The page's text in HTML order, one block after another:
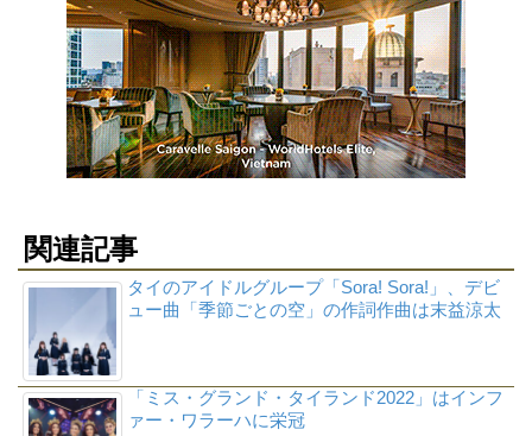
関連記事
タイのアイドルグループ「Sora! Sora!」、デビ
ュー曲「季節ごとの空」の作詞作曲は末益涼太
「ミス・グランド・タイランド2022」はインフ
ァー・ワラーハに栄冠